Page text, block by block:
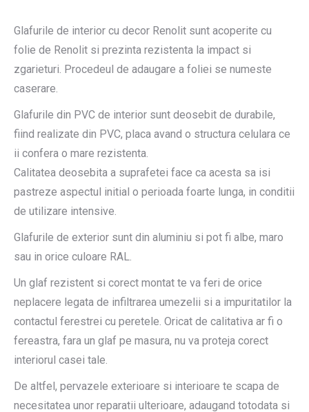
Glafurile de interior cu decor Renolit sunt acoperite cu
folie de Renolit si prezinta rezistenta la impact si
zgarieturi. Procedeul de adaugare a foliei se numeste
caserare.
Glafurile din PVC de interior sunt deosebit de durabile,
fiind realizate din PVC, placa avand o structura celulara ce
ii confera o mare rezistenta.
Calitatea deosebita a suprafetei face ca acesta sa isi
pastreze aspectul initial o perioada foarte lunga, in conditii
de utilizare intensive.
Glafurile de exterior sunt din aluminiu si pot fi albe, maro
sau in orice culoare RAL.
Un glaf rezistent si corect montat te va feri de orice
neplacere legata de infiltrarea umezelii si a impuritatilor la
contactul ferestrei cu peretele. Oricat de calitativa ar fi o
fereastra, fara un glaf pe masura, nu va proteja corect
interiorul casei tale.
De altfel, pervazele exterioare si interioare te scapa de
necesitatea unor reparatii ulterioare, adaugand totodata si